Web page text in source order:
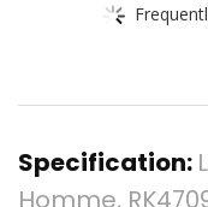
Specification:
Homme,